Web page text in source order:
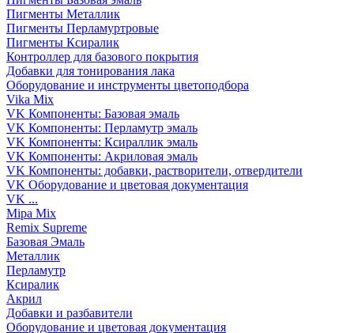
Пигменты Металлик
Пигменты Перламуртровые
Пигменты Ксиралик
Контроллер для базового покрытия
Добавки для тонирования лака
Оборудование и инструменты цветоподбора
Vika Mix
VK Компоненты: Базовая эмаль
VK Компоненты: Перламутр эмаль
VK Компоненты: Ксираллик эмаль
VK Компоненты: Акриловая эмаль
VK Компоненты: добавки, растворители, отвердители
VK Оборудование и цветовая документация
VK ...
Mipa Mix
Remix Supreme
Базовая Эмаль
Металлик
Перламутр
Ксиралик
Акрил
Добавки и разбавители
Оборудование и цветовая документация